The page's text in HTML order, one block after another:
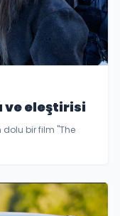
ve eleştirisi
dolu bir film "The